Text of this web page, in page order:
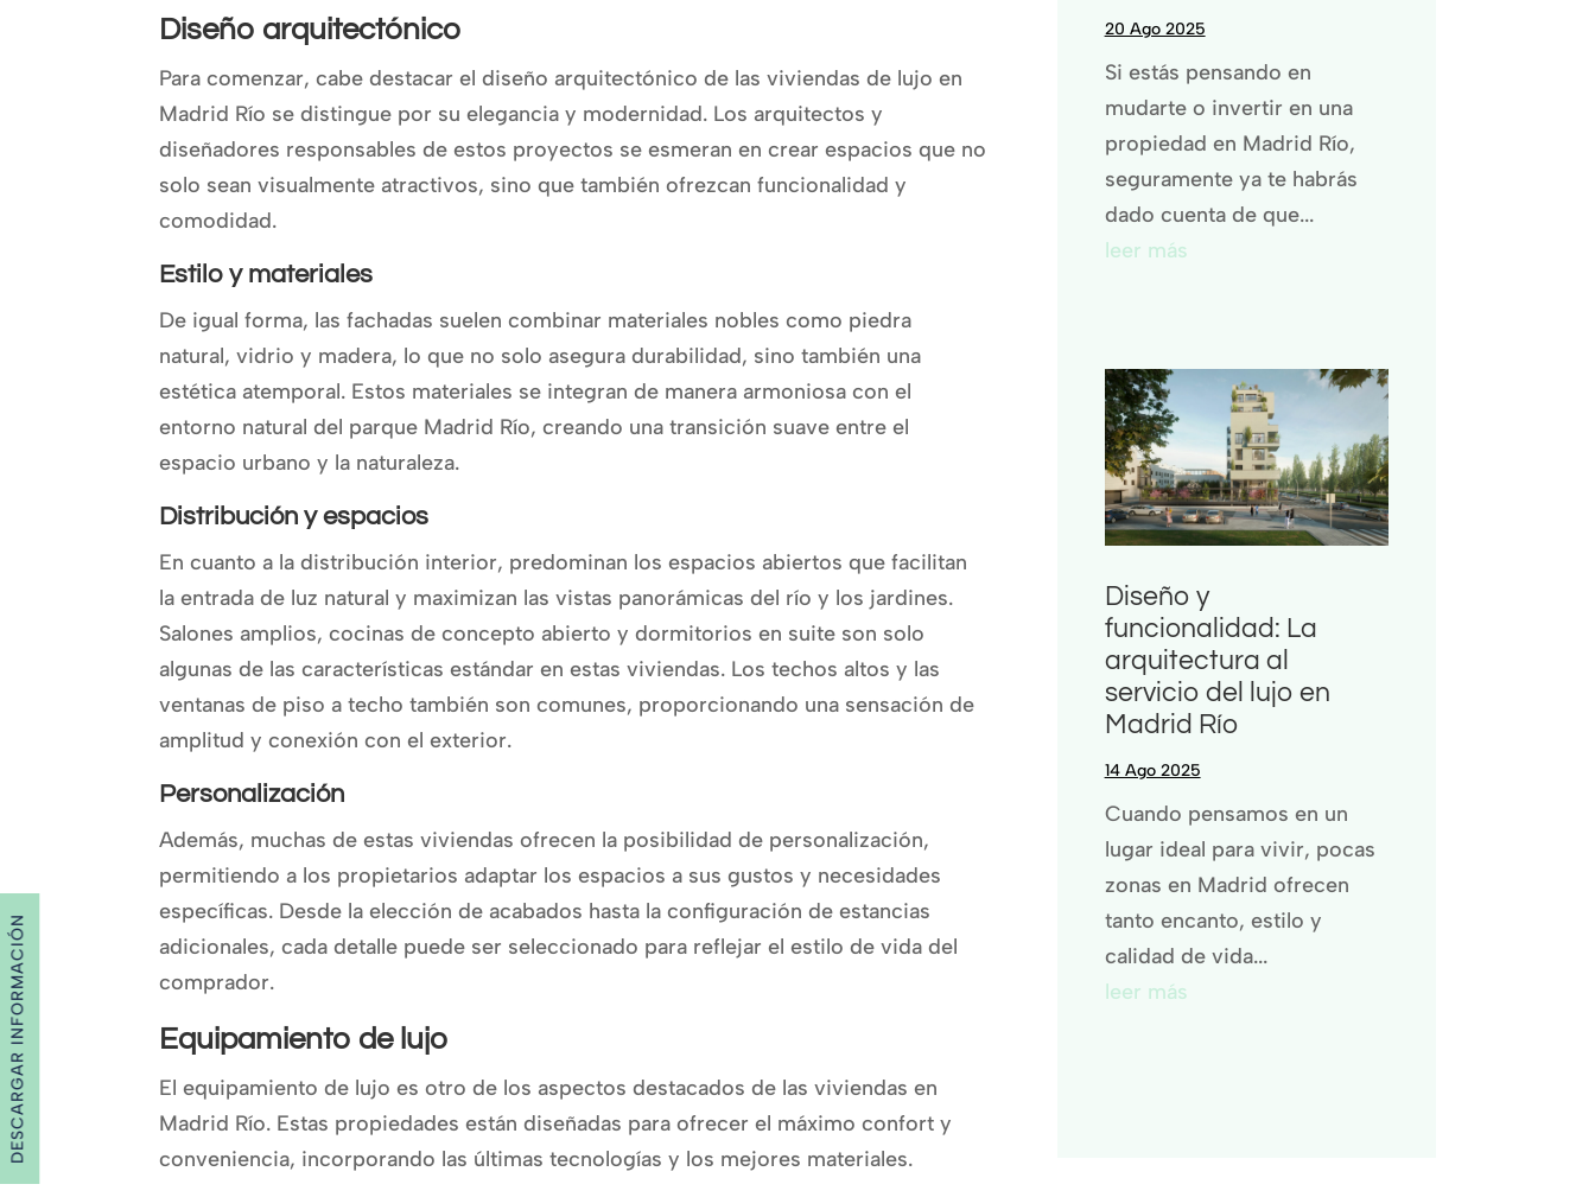
Diseño arquitectónico
Para comenzar, cabe destacar el diseño arquitectónico de las viviendas de lujo en
Madrid Río se distingue por su elegancia y modernidad. Los arquitectos y
diseñadores responsables de estos proyectos se esmeran en crear espacios que no
solo sean visualmente atractivos, sino que también ofrezcan funcionalidad y
comodidad.
Estilo y materiales
De igual forma, las fachadas suelen combinar materiales nobles como piedra
natural, vidrio y madera, lo que no solo asegura durabilidad, sino también una
estética atemporal. Estos materiales se integran de manera armoniosa con el
entorno natural del parque Madrid Río, creando una transición suave entre el
espacio urbano y la naturaleza.
Distribución y espacios
En cuanto a la distribución interior, predominan los espacios abiertos que facilitan
la entrada de luz natural y maximizan las vistas panorámicas del río y los jardines.
Salones amplios, cocinas de concepto abierto y dormitorios en suite son solo
algunas de las características estándar en estas viviendas. Los techos altos y las
ventanas de piso a techo también son comunes, proporcionando una sensación de
amplitud y conexión con el exterior.
Personalización
Además, muchas de estas viviendas ofrecen la posibilidad de personalización,
permitiendo a los propietarios adaptar los espacios a sus gustos y necesidades
específicas. Desde la elección de acabados hasta la configuración de estancias
adicionales, cada detalle puede ser seleccionado para reflejar el estilo de vida del
comprador.
Equipamiento de lujo
El equipamiento de lujo es otro de los aspectos destacados de las viviendas en
Madrid Río. Estas propiedades están diseñadas para ofrecer el máximo confort y
conveniencia, incorporando las últimas tecnologías y los mejores materiales.
20 Ago 2025
Si estás pensando en
mudarte o invertir en una
propiedad en Madrid Río,
seguramente ya te habrás
dado cuenta de que...
leer más
Diseño y
funcionalidad: La
arquitectura al
servicio del lujo en
Madrid Río
14 Ago 2025
Cuando pensamos en un
lugar ideal para vivir, pocas
zonas en Madrid ofrecen
tanto encanto, estilo y
calidad de vida...
leer más
DESCARGAR INFORMACIÓN